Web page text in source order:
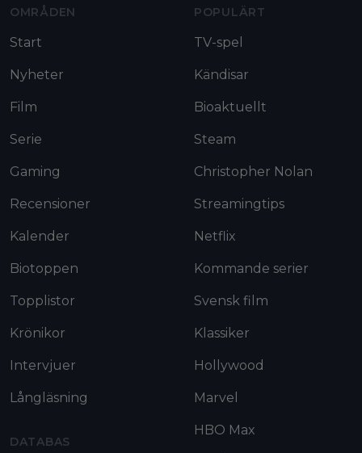
OMRÅDEN
Start
Nyheter
Film
Serie
Gaming
Recensioner
Kalender
Biotoppen
Topplistor
Krönikor
Intervjuer
Långläsning
DATABAS
POPULÄRT
TV-spel
Kändisar
Bioaktuellt
Steam
Christopher Nolan
Streamingtips
Netflix
Kommande serier
Svensk film
Klassiker
Hollywood
Marvel
HBO Max